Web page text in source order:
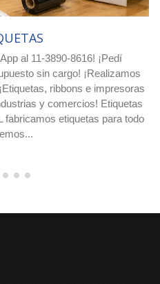
Etiquetas redondas para -
¡Comprá etiquetas
en Ceyal y destacá tus
circulares blancas o
la solución ideal para tu